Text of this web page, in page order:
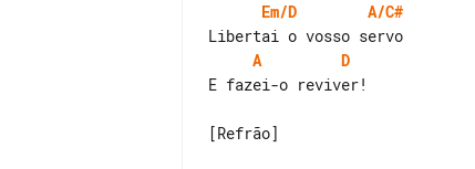
Em/D
A/C#
A
D
E fazei-o reviver!
[Refrão]